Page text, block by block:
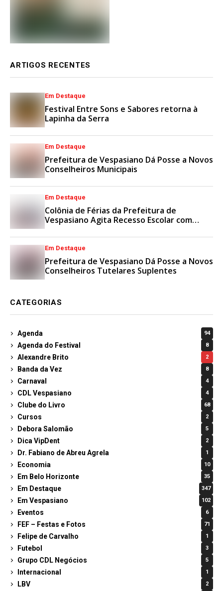
ARTIGOS RECENTES
Em Destaque
Festival Entre Sons e Sabores retorna à
Lapinha da Serra
Em Destaque
Prefeitura de Vespasiano Dá Posse a Novos
Conselheiros Municipais
Em Destaque
Colônia de Férias da Prefeitura de
Vespasiano Agita Recesso Escolar com
Em Destaque
Prefeitura de Vespasiano Dá Posse a Novos
Conselheiros Tutelares Suplentes
CATEGORIAS
Agenda 94
Agenda do Festival 8
Alexandre Brito 2
Banda da Vez 8
Carnaval 4
CDL Vespasiano 4
Clube do Livro 68
Cursos 2
Debora Salomão 5
Dica VipDent 2
Dr. Fabiano de Abreu Agrela 1
Economia 10
Em Belo Horizonte 35
Em Destaque 347
Em Vespasiano 102
Eventos 6
FEF – Festas e Fotos 71
Felipe de Carvalho 1
Futebol 3
Grupo CDL Negócios 5
Internacional 1
LBV 2